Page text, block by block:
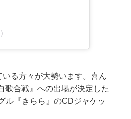
る方々が大勢います。喜ん
歌合戦』への出場が決定した
ル『きらら』のCDジャケッ